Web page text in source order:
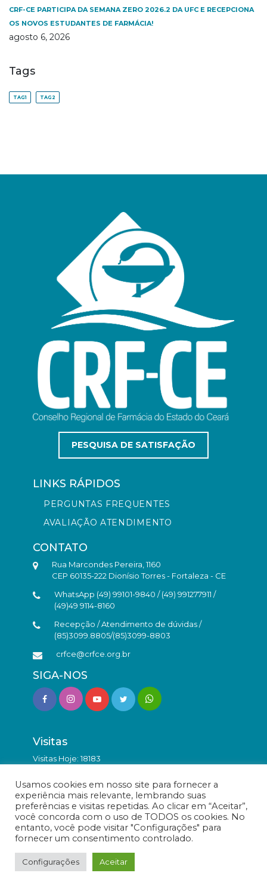
CRF-CE PARTICIPA DA SEMANA ZERO 2026.2 DA UFC E RECEPCIONA
OS NOVOS ESTUDANTES DE FARMÁCIA!
agosto 6, 2026
Tags
TAG1 TAG2
PESQUISA DE SATISFAÇÃO
LINKS RÁPIDOS
PERGUNTAS FREQUENTES
AVALIAÇÃO ATENDIMENTO
CONTATO
Rua Marcondes Pereira, 1160
CEP 60135-222 Dionísio Torres - Fortaleza - CE
WhatsApp (49) 99101-9840 / (49) 991277911 /
(49)49 9114-8160
Recepção / Atendimento de dúvidas /
(85)3099.8805/(85)3099-8803
crfce@crfce.org.br
SIGA-NOS
Visitas
Visitas Hoje: 18183
Todos os direitos reservados.
Usamos cookies em nosso site para fornecer a
experiência mais relevante, lembrando suas
preferências e visitas repetidas. Ao clicar em “Aceitar”,
você concorda com o uso de TODOS os cookies. No
entanto, você pode visitar "Configurações" para
fornecer um consentimento controlado.
Configurações Aceitar